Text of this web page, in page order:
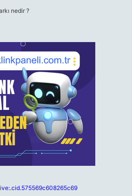
nedir ?